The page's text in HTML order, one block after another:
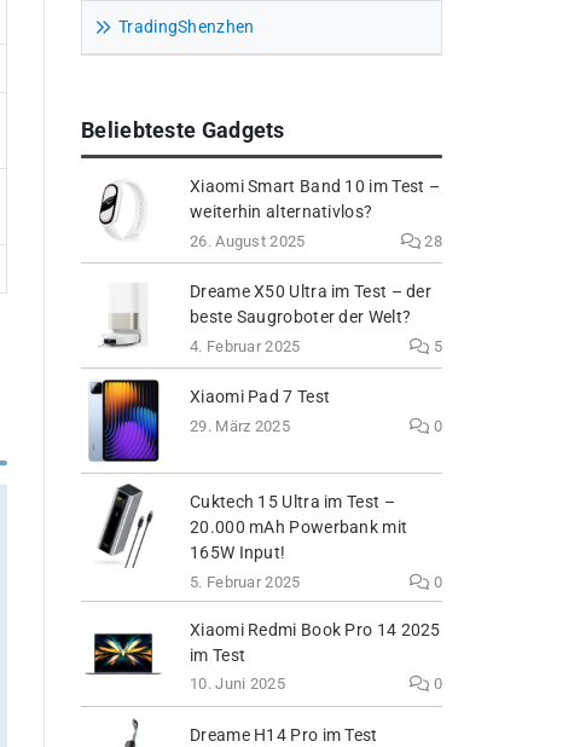
TradingShenzhen
Beliebteste Gadgets
Xiaomi Smart Band 10 im Test –
weiterhin alternativlos?
26. August 2025 28
Dreame X50 Ultra im Test – der
beste Saugroboter der Welt?
4. Februar 2025 5
Xiaomi Pad 7 Test
29. März 2025 0
Cuktech 15 Ultra im Test –
20.000 mAh Powerbank mit
165W Input!
5. Februar 2025 0
Xiaomi Redmi Book Pro 14 2025
im Test
10. Juni 2025 0
Dreame H14 Pro im Test